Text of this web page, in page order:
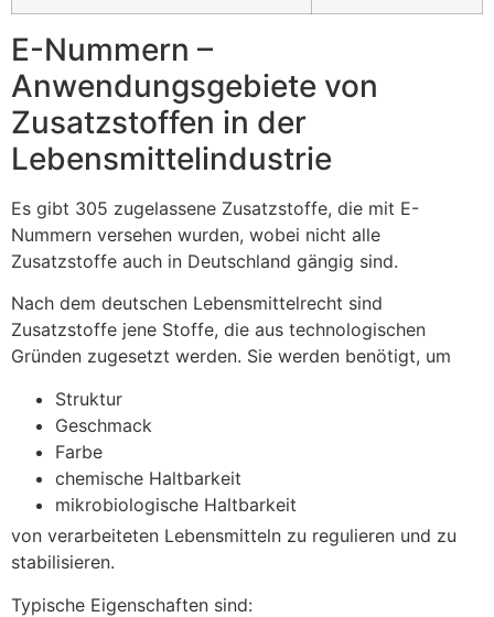
E-Nummern –
Anwendungsgebiete von
Zusatzstoffen in der
Lebensmittelindustrie
Es gibt 305 zugelassene Zusatzstoffe, die mit E-
Nummern versehen wurden, wobei nicht alle
Zusatzstoffe auch in Deutschland gängig sind.
Nach dem deutschen Lebensmittelrecht sind
Zusatzstoffe jene Stoffe, die aus technologischen
Gründen zugesetzt werden. Sie werden benötigt, um
Struktur
Geschmack
Farbe
chemische Haltbarkeit
mikrobiologische Haltbarkeit
von verarbeiteten Lebensmitteln zu regulieren und zu
stabilisieren.
Typische Eigenschaften sind: